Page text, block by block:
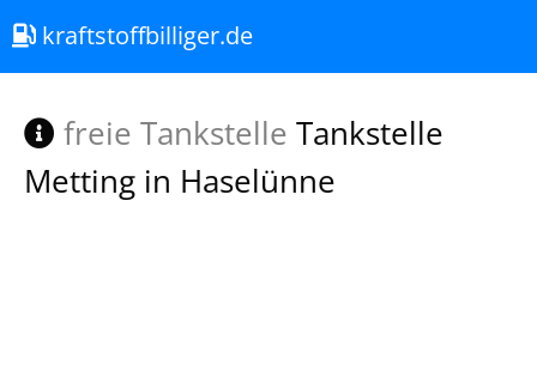
kraftstoffbilliger.de
freie Tankstelle Tankstelle
Metting in Haselünne